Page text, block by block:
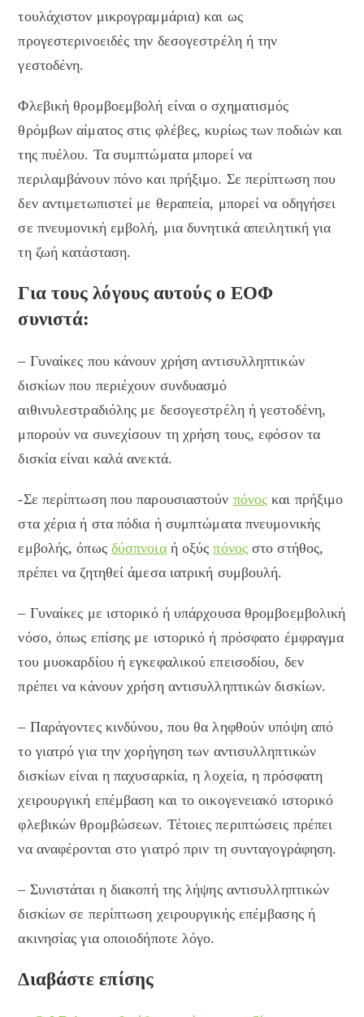
τουλάχιστoν μικρογραμμάρια) και ως
προγεστερινοειδές την δεσογεστρέλη ή την
γεστοδένη.
Φλεβική θρομβοεμβολή είναι ο σχηματισμός
θρόμβων αίματος στις φλέβες, κυρίως των ποδιών και
της πυέλου. Τα συμπτώματα μπορεί να
περιλαμβάνουν πόνο και πρήξιμο. Σε περίπτωση που
δεν αντιμετωπιστεί με θεραπεία, μπορεί να οδηγήσει
σε πνευμονική εμβολή, μια δυνητικά απειλητική για
τη ζωή κατάσταση.
Για τους λόγους αυτούς ο ΕΟΦ
συνιστά:
– Γυναίκες που κάνουν χρήση αντισυλληπτικών
δισκίων που περιέχουν συνδυασμό
αιθινυλεστραδιόλης με δεσογεστρέλη ή γεστοδένη,
μπορούν να συνεχίσουν τη χρήση τους, εφόσον τα
δισκία είναι καλά ανεκτά.
-Σε περίπτωση που παρουσιαστούν πόνος και πρήξιμο
στα χέρια ή στα πόδια ή συμπτώματα πνευμονικής
εμβολής, όπως δύσπνοιαή οξύςπόνοςστο στήθος,
πρέπει να ζητηθεί άμεσα ιατρική συμβουλή.
– Γυναίκες με ιστορικό ή υπάρχουσα θρομβοεμβολική
νόσο, όπως επίσης με ιστορικό ή πρόσφατο έμφραγμα
του μυοκαρδίου ή εγκεφαλικού επεισοδίου, δεν
πρέπει να κάνουν χρήση αντισυλληπτικών δισκίων.
– Παράγοντες κινδύνου, που θα ληφθούν υπόψη από
το γιατρό για την χορήγηση των αντισυλληπτικών
δισκίων είναι η παχυσαρκία, η λοχεία, η πρόσφατη
χειρουργική επέμβαση και το οικογενειακό ιστορικό
φλεβικών θρομβώσεων. Τέτοιες περιπτώσεις πρέπει
να αναφέρονται στο γιατρό πριν τη συνταγογράφηση.
– Συνιστάται η διακοπή της λήψης αντισυλληπτικών
δισκίων σε περίπτωση χειρουργικής επέμβασης ή
ακινησίας για οποιοδήποτε λόγο.
Διαβάστε επίσης